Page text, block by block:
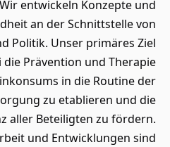
entwickeln Konzepte und
an der Schnittstelle von
Politik. Unser primäres Ziel
Prävention und Therapie
in die Routine der
zu etablieren und die
aller Beteiligten zu fördern.
und Entwicklungen sind